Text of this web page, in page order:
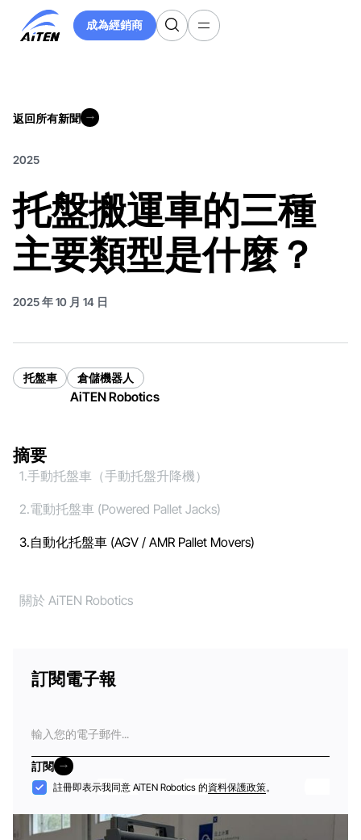
成為經銷商
成為經銷商
返回所有新聞
2025
托盤搬運車的三種
主要類型是什麼？
2025 年 10 月 14 日
托盤車 倉儲機器人
AiTEN Robotics
摘要
1.手動托盤車（手動托盤升降機）
2.電動托盤車 (Powered Pallet Jacks)
3.自動化托盤車 (AGV / AMR Pallet Movers)
關於 AiTEN Robotics
訂閱電子報
子
郵
件
訂閱
訂閱
接
註冊即表示我同意 AiTEN Robotics 的資料保護政策。